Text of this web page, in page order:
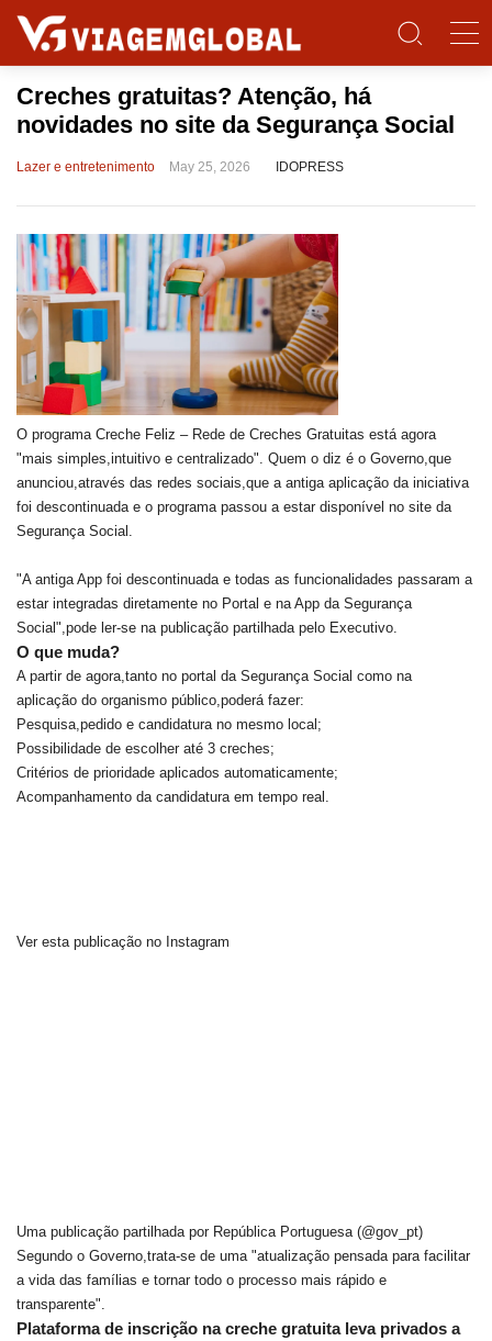
Creches gratuitas? Atenção, há
novidades no site da Segurança Social
Lazer e entretenimento May 25, 2026 IDOPRESS
O programa Creche Feliz – Rede de Creches Gratuitas está agora
"mais simples,intuitivo e centralizado". Quem o diz é o Governo,que
anunciou,através das redes sociais,que a antiga aplicação da iniciativa
foi descontinuada e o programa passou a estar disponível no site da
Segurança Social.
"A antiga App foi descontinuada e todas as funcionalidades passaram a
estar integradas diretamente no Portal e na App da Segurança
Social",pode ler-se na publicação partilhada pelo Executivo.
O que muda?
A partir de agora,tanto no portal da Segurança Social como na
aplicação do organismo público,poderá fazer:
Pesquisa,pedido e candidatura no mesmo local;
Possibilidade de escolher até 3 creches;
Critérios de prioridade aplicados automaticamente;
Acompanhamento da candidatura em tempo real.
Ver esta publicação no Instagram
Uma publicação partilhada por República Portuguesa (@gov_pt)
Segundo o Governo,trata-se de uma "atualização pensada para facilitar
a vida das famílias e tornar todo o processo mais rápido e
transparente".
Plataforma de inscrição na creche gratuita leva privados a